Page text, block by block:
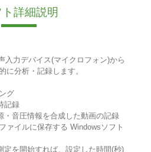
ト詳細説明
入力デバイス(マイクロフォン)から
に分析・記録します。
グ
記録
・音圧情報を合成した動画の記録
ァイルに保存する Windowsソフト
定を開始すれば、設定した時間(秒)